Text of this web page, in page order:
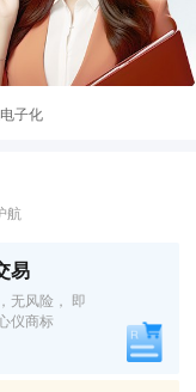
子化
的通知
业信用信息
航
易
无风险， 即
仪商标